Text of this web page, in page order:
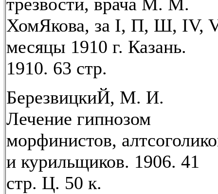
трезвости, врача М. М.
ХомЯкова, за I, П, Ш, IV,
месяцы 1910 г. Казань.
1910. 63 стр.
БерезвицкиЙ, М. И.
Лечение гипнозом
морфинистов,
и курильщиков. 1906. 41
стр. Ц. 50 к.